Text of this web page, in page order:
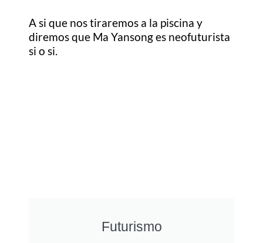
A si que nos tiraremos a la piscina y
diremos que Ma Yansong es neofuturista
si o si.
Futurismo